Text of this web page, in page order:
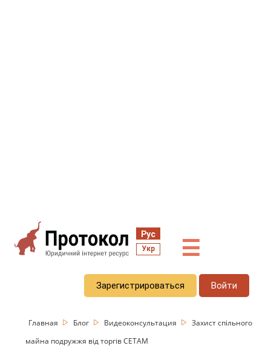
Рус
Укр ☰
Зарегистрироваться Войти
Главная Блог Видеоконсультация
Захист спільного
майна подружжя від торгів СЕТАМ